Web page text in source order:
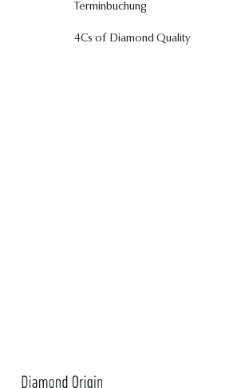
Terminbuchung
4Cs of Diamond Quality